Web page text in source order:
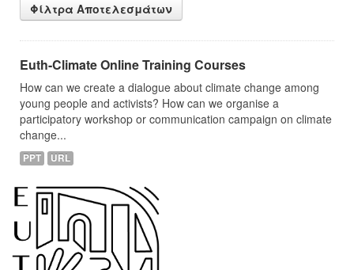
Φίλτρα Αποτελεσμάτων
Euth-Climate Online Training Courses
How can we create a dialogue about climate change among
young people and activists? How can we organise a
participatory workshop or communication campaign on climate
change...
PPT URL